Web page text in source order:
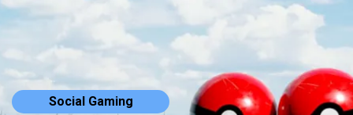
Social Gaming